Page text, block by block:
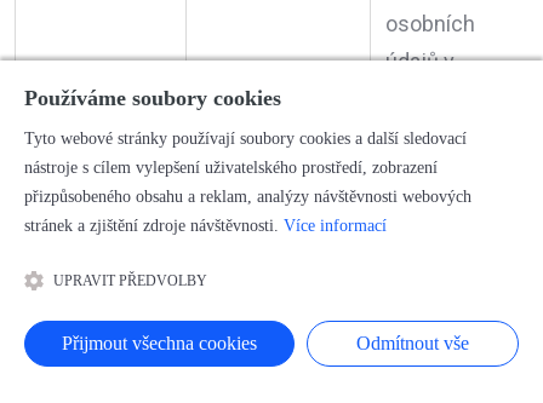
osobních
údajů v
komunikacích
subjekt údajů
zpracováním
svých
Používáme soubory cookies
Tyto webové stránky používají soubory cookies a další sledovací
nástroje s cílem vylepšení uživatelského prostředí, zobrazení
přizpůsobeného obsahu a reklam, analýzy návštěvnosti webových
stránek a zjištění zdroje návštěvnosti. Více informací
UPRAVIT PŘEDVOLBY
Přijmout všechna cookies Odmítnout vše